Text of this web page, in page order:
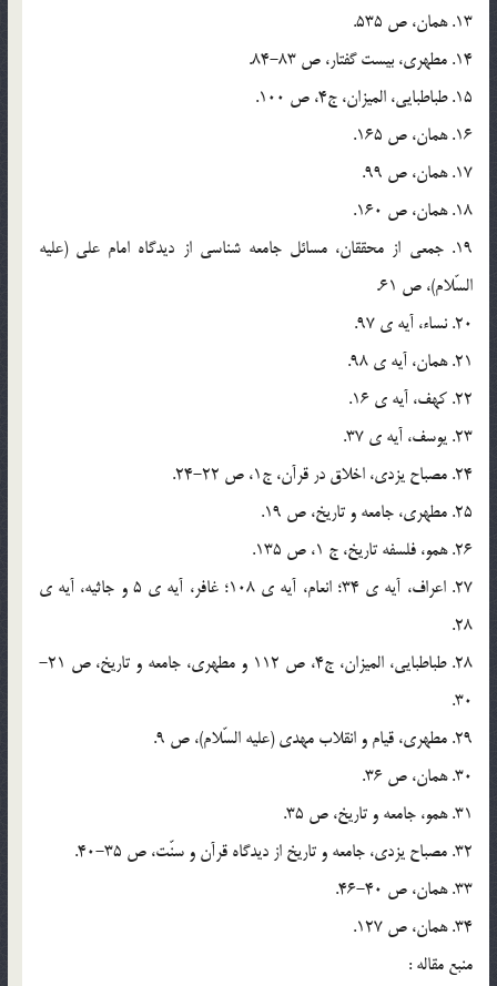
13. همان، ص 535.
14. مطهري، بيست گفتار، ص 83-84.
15. طباطبايي، الميزان، ج4، ص 100.
16. همان، ص 165.
17. همان، ص 99.
18. همان، ص 160.
19. جمعي از محققان، مسائل جامعه شناسي از ديدگاه امام علي (عليه
السّلام)، ص 61.
20. نساء، آيه ي 97.
21. همان، آيه ي 98.
22. کهف، آيه ي 16.
23. يوسف، آيه ي 37.
24. مصباح يزدي، اخلاق در قرآن، ج1، ص 22-24.
25. مطهري، جامعه و تاريخ، ص 19.
26. همو، فلسفه تاريخ، ج 1، ص 135.
27. اعراف، آيه ي 34؛ انعام، آيه ي 108؛ غافر، آيه ي 5 و جاثيه، آيه ي
28.
28. طباطبايي، الميزان، ج4، ص 112 و مطهري، جامعه و تاريخ، ص 21-
30.
29. مطهري، قيام و انقلاب مهدي (عليه السّلام)، ص 9.
30. همان، ص 36.
31. همو، جامعه و تاريخ، ص 35.
32. مصباح يزدي، جامعه و تاريخ از ديدگاه قرآن و سنّت، ص 35-40.
33. همان، ص 40-46.
34. همان، ص 127.
منبع مقاله :